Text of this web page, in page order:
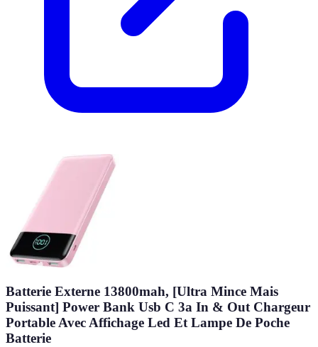
Batterie Externe 13800mah, [Ultra Mince Mais
Puissant] Power Bank Usb C 3a In & Out Chargeur
Portable Avec Affichage Led Et Lampe De Poche
Batterie